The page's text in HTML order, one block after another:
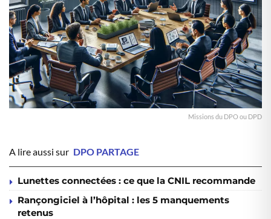
Missions du DPO ou DPD
A lire aussi sur DPO PARTAGE
Lunettes connectées : ce que la CNIL recommande
Rançongiciel à l’hôpital : les 5 manquements
retenus